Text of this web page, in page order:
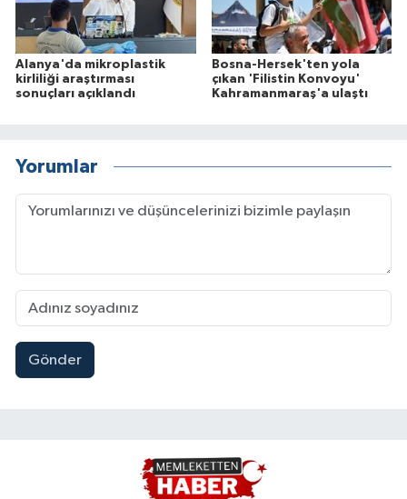
Alanya'da mikroplastik
kirliliği araştırması
sonuçları açıklandı
Bosna-Hersek'ten yola
çıkan 'Filistin Konvoyu'
Kahramanmaraş'a ulaştı
Yorumlar
Gönder